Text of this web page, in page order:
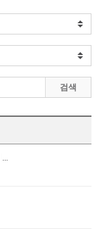
검색